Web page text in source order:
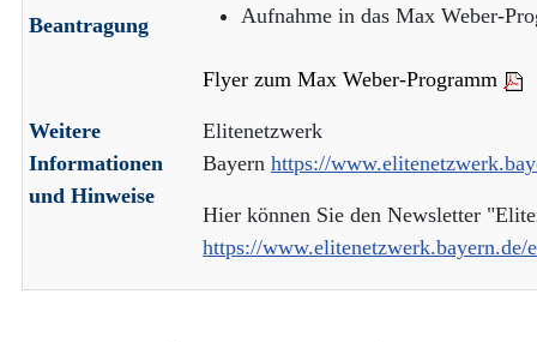
Beantragung Aufnahme in das Max Weber-
Weitere
Informationen
und Hinweise
Flyer zum Max Weber-Programm
Elitenetzwerk
Bayern https://
Hier können Sie den Newsletter
https://www.elitenetzwerk.bayern.de/